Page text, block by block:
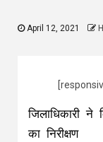
April 12, 2021
जिलाधिकारी ने
का निरीक्षण